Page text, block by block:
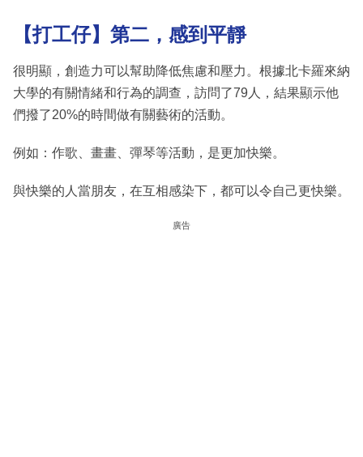
【打工仔】 第二，感到平靜
很明顯，創造力可以幫助降低焦慮和壓力。根據北卡羅來納
大學的有關情緒和行為的調查，訪問了79人，結果顯示他
們撥了20%的時間做有關藝術的活動。
例如：作歌、畫畫、彈琴等活動，是更加快樂。
與快樂的人當朋友，在互相感染下，都可以令自己更快樂。
廣告